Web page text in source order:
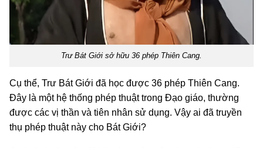
Trư Bát Giới sở hữu 36 phép Thiên Cang.
Cụ thể, Trư Bát Giới đã học được 36 phép Thiên Cang.
Đây là một hệ thống phép thuật trong Đạo giáo, thường
được các vị thần và tiên nhân sử dụng. Vậy ai đã truyền
thụ phép thuật này cho Bát Giới?